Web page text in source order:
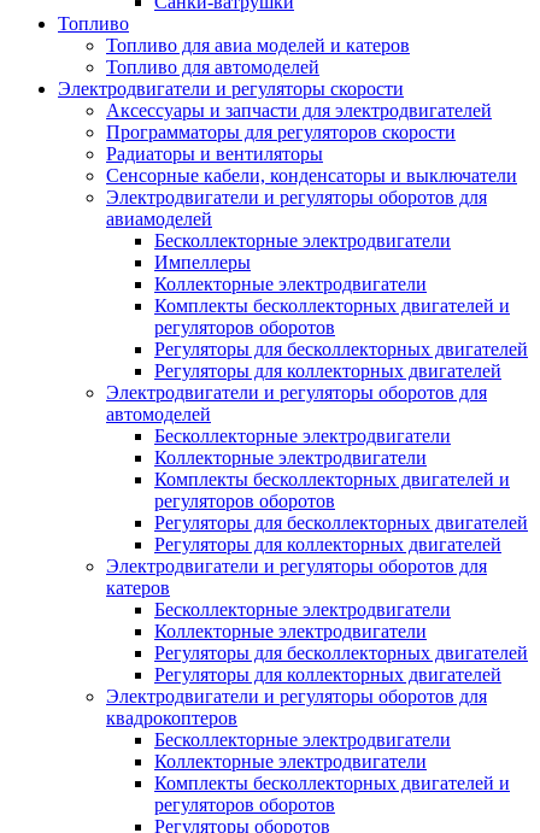
Топливо
Топливо для авиа моделей и катеров
Топливо для автомоделей
Электродвигатели и регуляторы скорости
Аксессуары и запчасти для электродвигателей
Программаторы для регуляторов скорости
Радиаторы и вентиляторы
Сенсорные кабели, конденсаторы и выключатели
Электродвигатели и регуляторы оборотов для
авиамоделей
Бесколлекторные электродвигатели
Импеллеры
Коллекторные электродвигатели
Комплекты бесколлекторных двигателей и
регуляторов оборотов
Регуляторы для бесколлекторных двигателей
Регуляторы для коллекторных двигателей
Электродвигатели и регуляторы оборотов для
автомоделей
Бесколлекторные электродвигатели
Коллекторные электродвигатели
Комплекты бесколлекторных двигателей и
регуляторов оборотов
Регуляторы для бесколлекторных двигателей
Регуляторы для коллекторных двигателей
Электродвигатели и регуляторы оборотов для
катеров
Бесколлекторные электродвигатели
Коллекторные электродвигатели
Регуляторы для бесколлекторных двигателей
Регуляторы для коллекторных двигателей
Электродвигатели и регуляторы оборотов для
квадрокоптеров
Бесколлекторные электродвигатели
Коллекторные электродвигатели
Комплекты бесколлекторных двигателей и
регуляторов оборотов
Регуляторы оборотов